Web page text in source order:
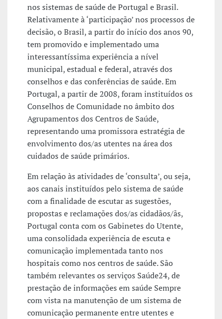
nos sistemas de saúde de Portugal e Brasil.
Relativamente à ‘participação’ nos processos de
decisão, o Brasil, a partir do início dos anos 90,
tem promovido e implementado uma
interessantíssima experiência a nível
municipal, estadual e federal, através dos
conselhos e das conferências de saúde. Em
Portugal, a partir de 2008, foram instituídos os
Conselhos de Comunidade no âmbito dos
Agrupamentos dos Centros de Saúde,
representando uma promissora estratégia de
envolvimento dos/as utentes na área dos
cuidados de saúde primários.
Em relação às atividades de ‘consulta’, ou seja,
aos canais instituídos pelo sistema de saúde
com a finalidade de escutar as sugestões,
propostas e reclamações dos/as cidadãos/ãs,
Portugal conta com os Gabinetes do Utente,
uma consolidada experiência de escuta e
comunicação implementada tanto nos
hospitais como nos centros de saúde. São
também relevantes os serviços Saúde24, de
prestação de informações em saúde Sempre
com vista na manutenção de um sistema de
comunicação permanente entre utentes e